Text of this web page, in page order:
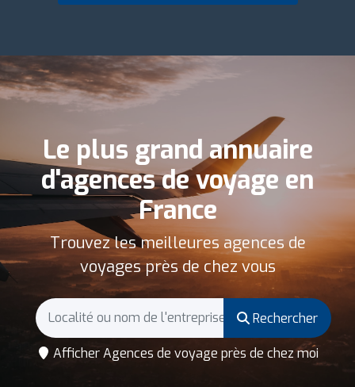
Le plus grand annuaire
d'agences de voyage en
France
Trouvez les meilleures agences de
voyages près de chez vous
Rechercher
Afficher Agences de voyage près de chez moi